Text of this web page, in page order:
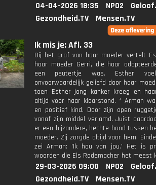
04-04-2026 18:35 NPO2
Gezondheid.TV
Mensen.TV
Ik mis je: Afl. 33
Bij het graf van haar moeder vertelt
haar moeder Gerri, die haar
een peutertje was. Esther
onvoorwaardelijk geliefd door haar
toen Esther jong kanker kreeg en
altijd voor haar klaarstond. * Arman
en positief kind. Door zijn open
vanaf zijn middel verlamd. Juist
er een bijzondere, hechte band tussen
moeder. Zij zorgde altijd voor hem.
zei Arman: 'Ik hou van jou.' Het is
woorden die Els Rademacher het meest
29-03-2026 09:00 NPO2
Gezondheid.TV
Mensen.TV